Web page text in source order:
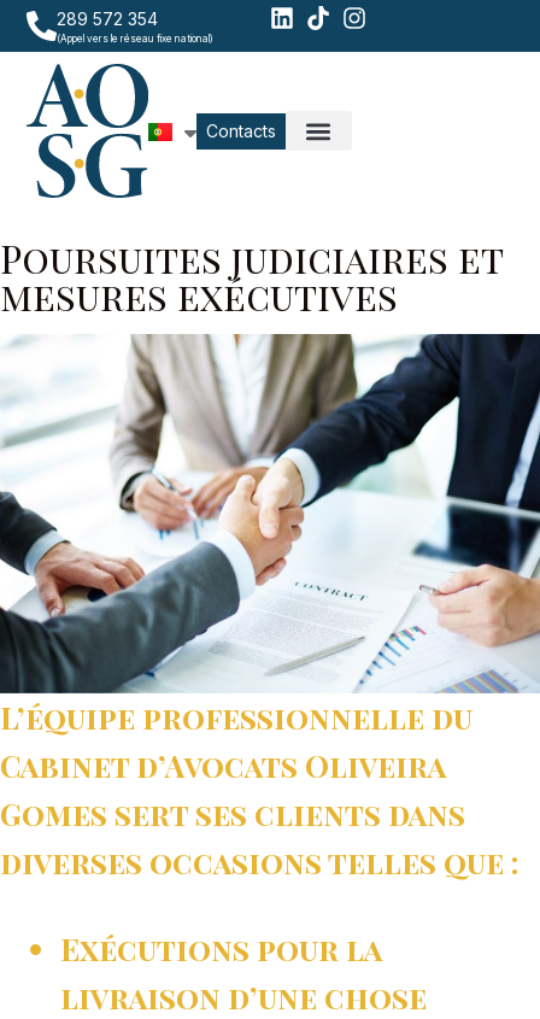
289 572 354
(Appel vers le réseau fixe national)
Contacts
Poursuites judiciaires et
mesures exécutives
L’équipe professionnelle du
Cabinet d’Avocats Oliveira
Gomes sert ses clients dans
diverses occasions telles que :
Exécutions pour la
livraison d’une chose